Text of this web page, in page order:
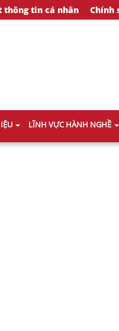
thông tin cá nhân Chính
LĨNH VỰC HÀNH NGHỀ